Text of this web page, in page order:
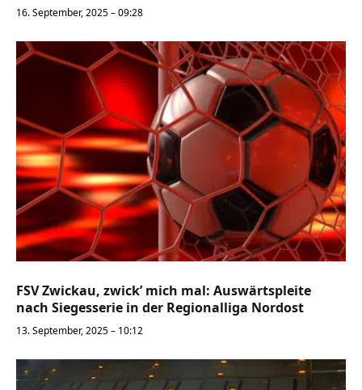
16. September, 2025 – 09:28
FSV Zwickau, zwick’ mich mal: Auswärtspleite
nach Siegesserie in der Regionalliga Nordost
13. September, 2025 – 10:12